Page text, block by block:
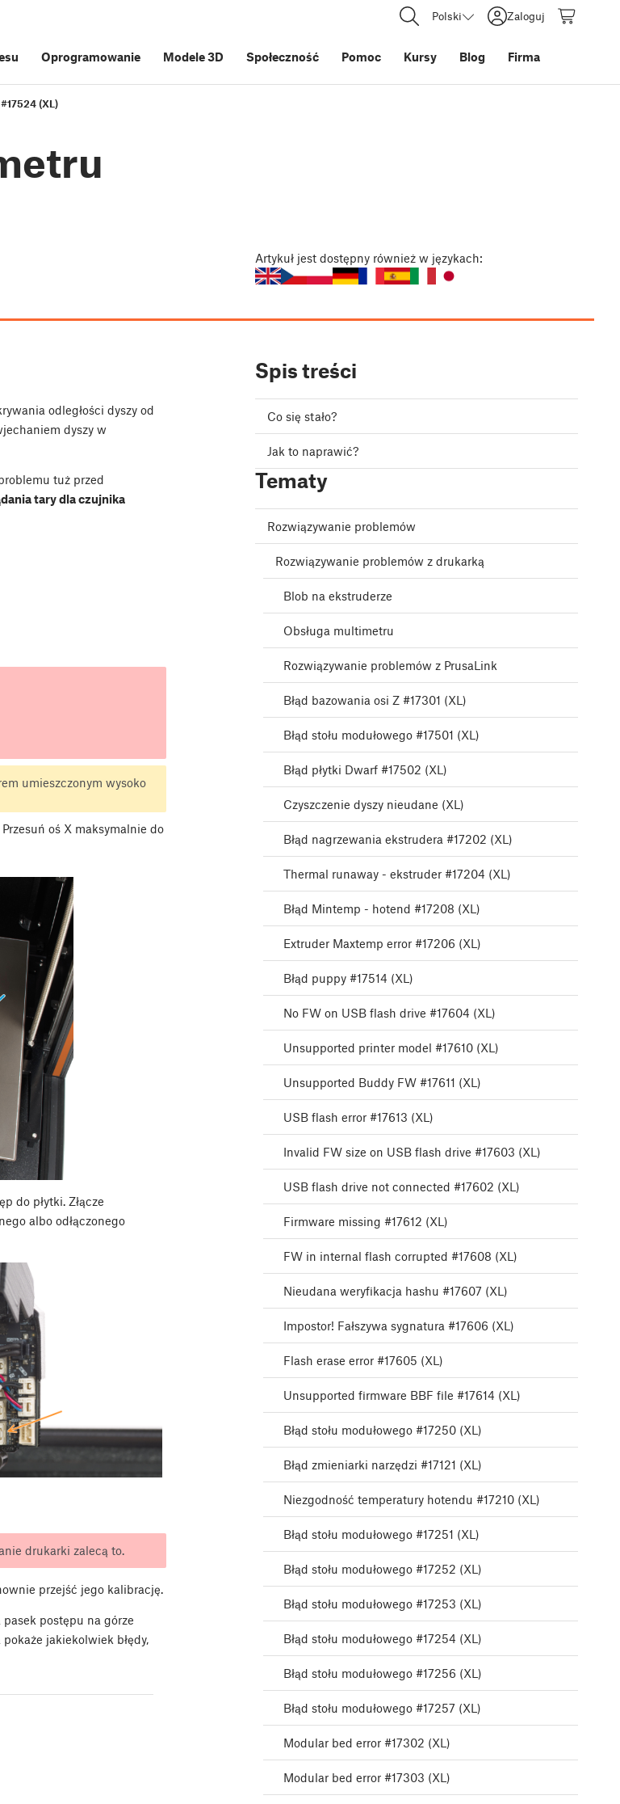
Polski Zaloguj
Oprogramowanie Modele 3D Społeczność Pomoc Kursy Blog Firma
(XL)
Artykuł jest dostępny również w językach:
odległości dyszy od
dyszy w
tuż przed
tary dla czujnika
umieszczonym wysoko
oś X maksymalnie do
do płytki. Złącze
albo odłączonego
drukarki zalecą to.
przejść jego kalibrację.
postępu na górze
jakiekolwiek błędy,
Spis treści
Co się stało?
Jak to naprawić?
Tematy
Rozwiązywanie problemów
Rozwiązywanie problemów z drukarką
Blob na ekstruderze
Obsługa multimetru
Rozwiązywanie problemów z PrusaLink
Błąd bazowania osi Z #17301 (XL)
Błąd stołu modułowego #17501 (XL)
Błąd płytki Dwarf #17502 (XL)
Czyszczenie dyszy nieudane (XL)
Błąd nagrzewania ekstrudera #17202 (XL)
Thermal runaway - ekstruder #17204 (XL)
Błąd Mintemp - hotend #17208 (XL)
Extruder Maxtemp error #17206 (XL)
Błąd puppy #17514 (XL)
No FW on USB flash drive #17604 (XL)
Unsupported printer model #17610 (XL)
Unsupported Buddy FW #17611 (XL)
USB flash error #17613 (XL)
Invalid FW size on USB flash drive #17603 (XL)
USB flash drive not connected #17602 (XL)
Firmware missing #17612 (XL)
FW in internal flash corrupted #17608 (XL)
Nieudana weryfikacja hashu #17607 (XL)
Impostor! Fałszywa sygnatura #17606 (XL)
Flash erase error #17605 (XL)
Unsupported firmware BBF file #17614 (XL)
Błąd stołu modułowego #17250 (XL)
Błąd zmieniarki narzędzi #17121 (XL)
Niezgodność temperatury hotendu #17210 (XL)
Błąd stołu modułowego #17251 (XL)
Błąd stołu modułowego #17252 (XL)
Błąd stołu modułowego #17253 (XL)
Błąd stołu modułowego #17254 (XL)
Błąd stołu modułowego #17256 (XL)
Błąd stołu modułowego #17257 (XL)
Modular bed error #17302 (XL)
Modular bed error #17303 (XL)